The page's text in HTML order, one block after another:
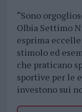
“Sono
Olbia Settimo
esprima
stimolo ed
che praticano
sportive per le
investono sui